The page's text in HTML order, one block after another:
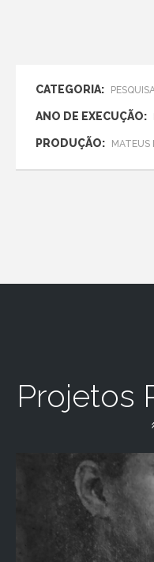
CATEGORIA:
ANO DE EXECUÇÃO:
PRODUÇÃO: MATEUS
Projetos